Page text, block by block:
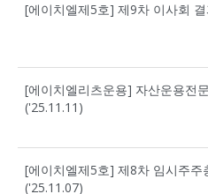
[에이치엘제5호] 제9차 이사회
[에이치엘리츠운용] 자산운용전
('25.11.11)
[에이치엘제5호] 제8차 임시주주
('25.11.07)